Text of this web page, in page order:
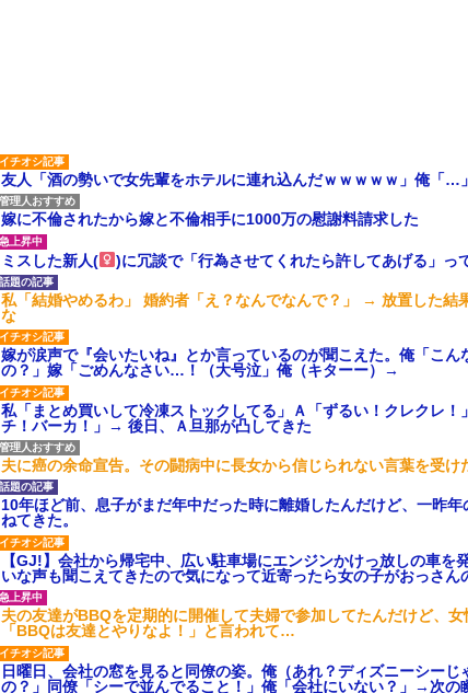
友人「酒の勢いで女先輩をホテルに連れ込んだｗｗｗｗｗ」俺「…」
嫁に不倫されたから嫁と不倫相手に1000万の慰謝料請求した
ミスした新人( )に冗談で「行為させてくれたら許してあげる」っ
私「結婚やめるわ」 婚約者「え？なんでなんで？」 → 放置した結
な
嫁が涙声で『会いたいね』とか言っているのが聞こえた。俺「こん
の？」嫁「ごめんなさい…！（大号泣」俺（キターー）→
私「まとめ買いして冷凍ストックしてる」Ａ「ずるい！クレクレ！
チ！バーカ！」→ 後日、Ａ旦那が凸してきた
夫に癌の余命宣告。その闘病中に長女から信じられない言葉を受け
10年ほど前、息子がまだ年中だった時に離婚したんだけど、一昨
ねてきた。
【GJ!】会社から帰宅中、広い駐車場にエンジンかけっ放しの車を
いな声も聞こえてきたので気になって近寄ったら女の子がおっさん
夫の友達がBBQを定期的に開催して夫婦で参加してたんだけど、
「BBQは友達とやりなよ！」と言われて…
日曜日、会社の窓を見ると同僚の姿。俺（あれ？ディズニーシー
の？」同僚「シーで並んでること！」俺「会社にいない？」→次の